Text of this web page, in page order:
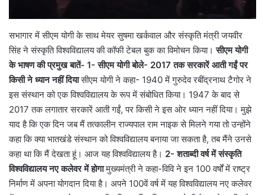
सभागार में सीएम योगी के साथ मेयर सुषमा खर्कवाल और संस्कृति मंत्री जयवीर
सिंह ने संस्कृति विश्वविद्यालय की कॉफी टेबल बुक का विमोचन किया।सीएम योगी
के भाषण की प्रमुख बातें- 1- सीएम योगी बोले- 2017 तक सरकारें आती गईं पर
किसी ने ध्यान नहीं दियासीएम योगी ने कहा- 1940 में गुरुदेव रबींद्रनाथ टैगोर ने
इस संस्थान को एक विश्वविद्यालय के रूप में संबोधित किया। 1947 के बाद से
2017 तक लगातार सरकारें आती गईं, पर किसी ने इस ओर ध्यान नहीं दिया। मुझे
याद है कि एक दिन जब मैं तत्कालीन राज्यपाल राम नाइक से मिलने गया तो उन्होंने
कहा कि क्या भातखंडे संस्थान को विश्वविद्यालय बनाया जा सकता है, तब मैंने उनसे
कहा था कि मैं देखता हूं। आज यह विश्वविद्यालय है। 2- शताब्दी वर्ष में संस्कृति
विश्वविद्यालय नए कलेवर में होगामुख्यमंत्री ने कहा-विवि ने इन 100 वर्षों में राष्ट्र
निर्माण में अपना योगदान दिया है। अपने 100वें वर्ष में यह विश्वविद्यालय नए कलेवर